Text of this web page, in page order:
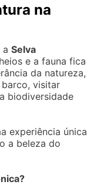
na
aSelva
e a fauna fica
da natureza,
visitar
biodiversidade
experiência única
a beleza do